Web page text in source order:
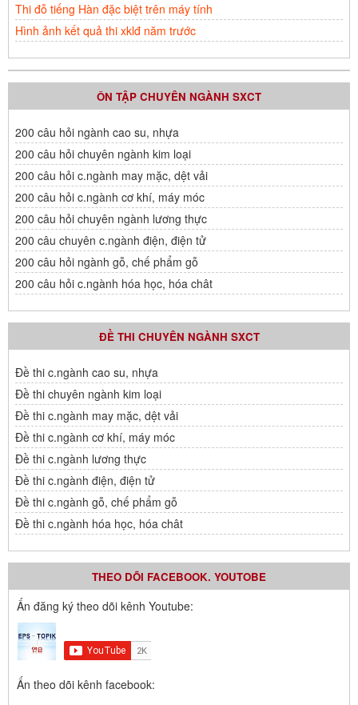
Thi đỗ tiếng Hàn đặc biệt trên máy tính
Hình ảnh kết quả thi xklđ năm trước
ÔN TẬP CHUYÊN NGÀNH SXCT
200 câu hỏi ngành cao su, nhựa
200 câu hỏi chuyên ngành kim loại
200 câu hỏi c.ngành may mặc, dệt vải
200 câu hỏi c.ngành cơ khí, máy móc
200 câu hỏi chuyên ngành lương thực
200 câu chuyên c.ngành điện, điện tử
200 câu hỏi ngành gỗ, chế phẩm gỗ
200 câu hỏi c.ngành hóa học, hóa chât
ĐỀ THI CHUYÊN NGÀNH SXCT
Đề thi c.ngành cao su, nhựa
Đề thi chuyên ngành kim loại
Đề thi c.ngành may mặc, dệt vải
Đề thi c.ngành cơ khí, máy móc
Đề thi c.ngành lương thực
Đề thi c.ngành điện, điện tử
Đề thi c.ngành gỗ, chế phẩm gỗ
Đề thi c.ngành hóa học, hóa chât
THEO DÕI FACEBOOK. YOUTOBE
Ấn đăng ký theo dõi kênh Youtube:
Ấn theo dõi kênh facebook: